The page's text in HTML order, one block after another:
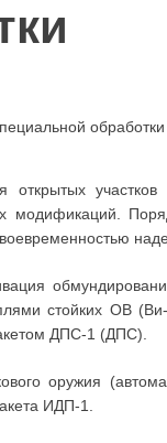
обработки
открытых
стойких ОВ
ДПС-1 (ДПС).
оружия
ИДП-1.